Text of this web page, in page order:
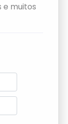
e muitos